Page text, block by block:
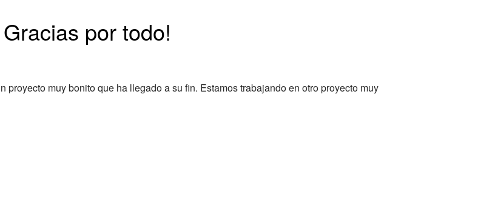
Gracias por todo!
proyecto muy bonito que ha llegado a su fin. Estamos trabajando en otro proyecto muy